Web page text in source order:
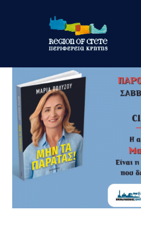
Περιφέρεια
Ενημέρωση
Έργα
Δράσεις
Ψηφιακές
Υπηρεσίες
Επικοινωνία